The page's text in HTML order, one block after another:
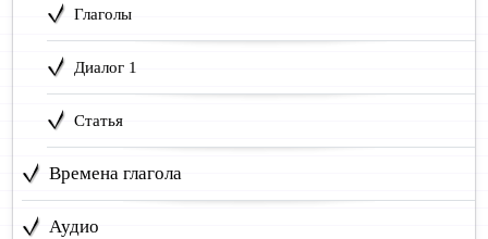
Глаголы
Диалог 1
Статья
Времена глагола
Аудио